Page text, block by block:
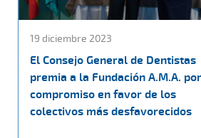
19 diciembre 2023
El Consejo General de Dentistas
premia a la Fundación A.M.A.
compromiso en favor de los
colectivos más desfavorecidos